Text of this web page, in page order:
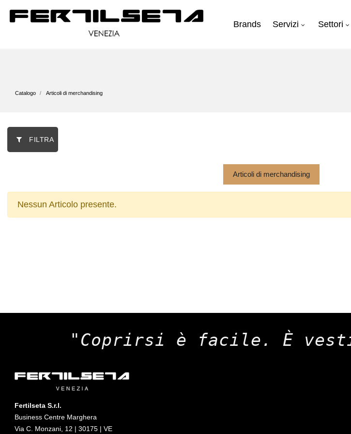
Brands Servizi Settori
Catalogo Articoli di merchandising
FILTRA
Articoli di merchandising
Nessun Articolo presente.
"Coprirsi è facile. È
Fertilseta S.r.l.
Business Centre Marghera
Via C. Monzani, 12 | 30175 | VE